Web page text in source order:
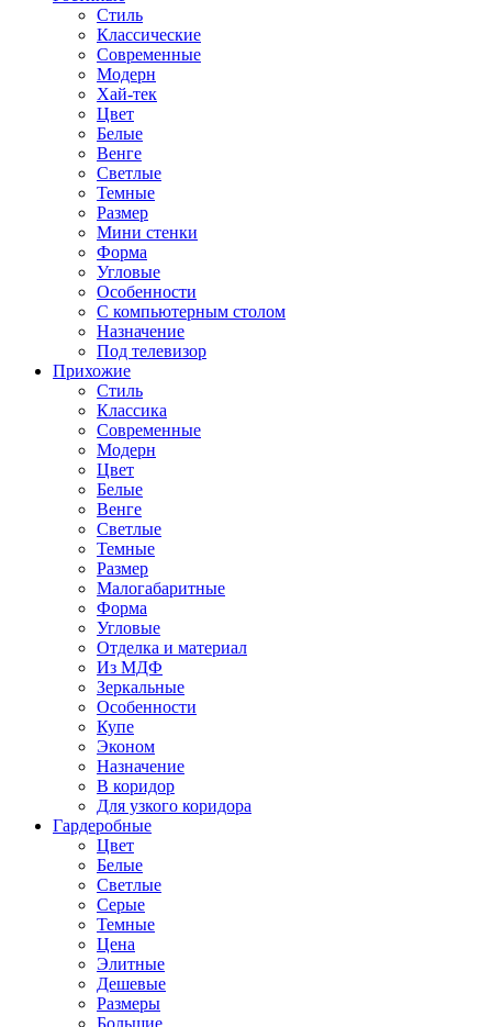
Стиль
Классические
Современные
Модерн
Хай-тек
Цвет
Белые
Венге
Светлые
Темные
Размер
Мини стенки
Форма
Угловые
Особенности
С компьютерным столом
Назначение
Под телевизор
Прихожие
Стиль
Классика
Современные
Модерн
Цвет
Белые
Венге
Светлые
Темные
Размер
Малогабаритные
Форма
Угловые
Отделка и материал
Из МДФ
Зеркальные
Особенности
Купе
Эконом
Назначение
В коридор
Для узкого коридора
Гардеробные
Цвет
Белые
Светлые
Серые
Темные
Цена
Элитные
Дешевые
Размеры
Большие